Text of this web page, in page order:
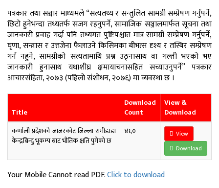
पत्रकार तथा सञ्चार माध्यमले “सत्यतथ्य र सन्तुलित सामग्री सम्प्रेषण गर्नुपर्ने,
छिटो हुनेभन्दा तथ्यतर्फ सजग रहनुपर्ने, सामाजिक सञ्जालमार्फत सूचना तथा
जानकारी प्रवाह गर्दा पनि तथ्यगत पुष्टिपश्चात मात्र सामग्री सम्प्रेषण गर्नुपर्ने,
घृणा, सन्त्रास र उत्तजेना फैलाउने किसिमका बीभत्स दृश्य र तस्बिर सम्प्रेषण
गर्न नहुने, सामग्रीको सत्यतामाथि प्रश्न उठ्नासाथ वा गल्ती भएको भए
जानकारी हुनासाथ यथाशीघ्र क्षमायाचनासहित सच्याउनुपर्ने” पत्रकार
आचारसंहिता, २०७३ (पहिलो संशोधन, २०७६) मा व्यवस्था छ ।
Title
Download
Count
View &
Download
कर्णाली प्रदेशको जाजरकोट जिल्ला रामीडाडा
केन्द्रबिन्दु भूकम्प बाट भौतिक क्षति पुगेको छ
४६०
View
Download
Your Mobile Cannot read PDF.Click to download